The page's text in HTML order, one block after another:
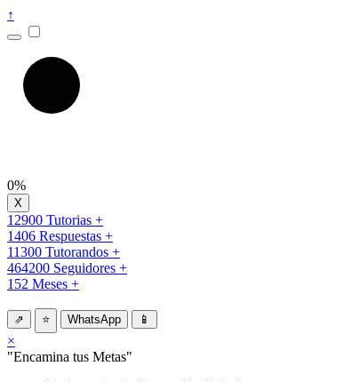
↑
0%
12900 Tutorias +
1406 Respuestas +
11300 Tutorandos +
464200 Seguidores +
152 Meses +
⇗ ⭐ WhatsApp 📱
×
"Encamina tus Metas"